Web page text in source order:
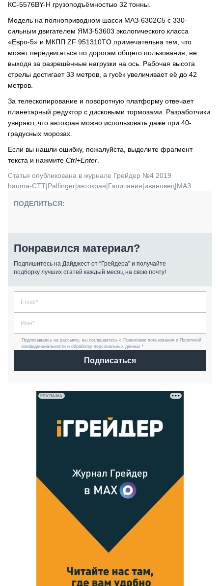
КС-5576BY-H грузоподъёмностью 32 тонны.
Модель на полноприводном шасси МАЗ-6302C5 с 330-
сильным двигателем ЯМЗ-53603 экологического класса
«Евро-5» и МКПП ZF 951310TO примечательна тем, что
может передвигаться по дорогам общего пользования, не
выходя за разрешённые нагрузки на ось. Рабочая высота
стрелы достигает 33 метров, а гусёк увеличивает её до 42
метров.
За телескопирование и поворотную платформу отвечает
планетарный редуктор с дисковыми тормозами. Разработчики
уверяют, что автокран можно использовать даже при 40-
градусных морозах.
Если вы нашли ошибку, пожалуйста, выделите фрагмент
текста и нажмите Ctrl+Enter
Статья опубликована в журнале Грейдер №4 2019
bauma-CTT|Palfinger|автокран|Галичанин|ивановец|МАЗ
ПОДЕЛИТЬСЯ:
Понравился материал?
Подпишитесь на Дайджест от “Грейдера” и получайте
подборку лучших статей каждый месяц на свою почту!
Подписываясь на рассылку, вы соглашаетесь с Правилами пользования и Политикой
конфиденциальности и обработку персональных данных *
Подписаться
РЕКЛАМА